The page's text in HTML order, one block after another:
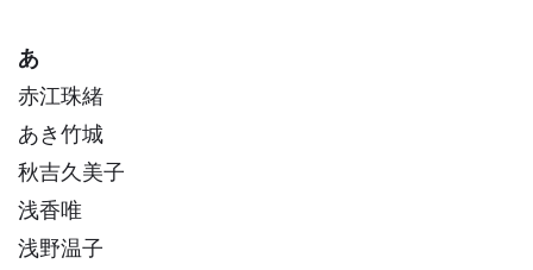
あ
赤江珠緒
あき竹城
秋吉久美子
浅香唯
浅野温子